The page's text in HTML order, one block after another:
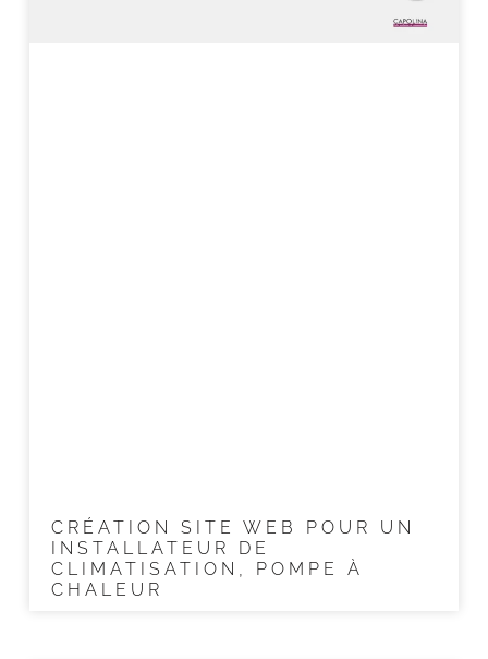
CRÉATION SITE WEB POUR UN
INSTALLATEUR DE
CLIMATISATION, POMPE À
CHALEUR